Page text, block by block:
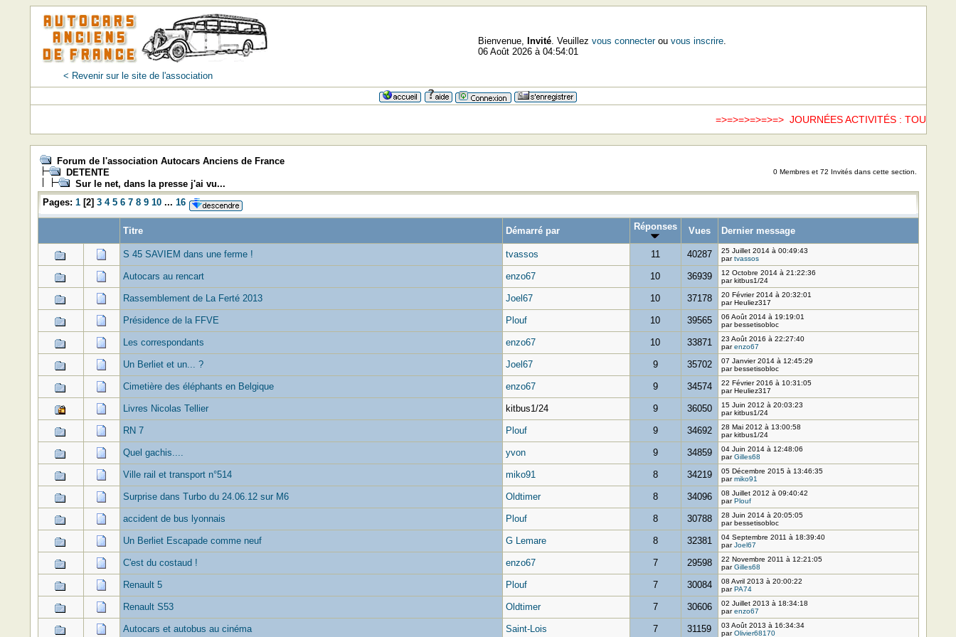
< Revenir sur le site de l'association
Bienvenue, Invité. Veuillez vous connecterou vous inscrire.
06 Août 2026 à 04:54:01
=>=>=>=>=>=> JOURNÉES ACTIVITÉS : TOUS LES
Forum de l'association Autocars Anciens de France
DETENTE
Sur le net, dans la presse j'ai vu...
0 Membres et 72 Invités dans cette section.
Pages: 1[2] 3 4 5 6 7 8 9 10 ... 16
Titre Démarré par Réponses Vues Dernier message
S 45 SAVIEM dans une ferme ! tvassos 11 40287
25 Juillet 2014 à 00:49:43
partvassos
Autocars au rencart enzo67 10 36939
12 Octobre 2014 à 21:22:36
par kitbus1/24
Rassemblement de La Ferté 2013 Joel67 10 37178
20 Février 2014 à 20:32:01
par Heuliez317
Présidence de la FFVE Plouf 10 39565
06 Août 2014 à 19:19:01
par bessetisobloc
Les correspondants enzo67 10 33871
23 Août 2016 à 22:27:40
parenzo67
Un Berliet et un... ? Joel67 9 35702
07 Janvier 2014 à 12:45:29
par bessetisobloc
Cimetière des éléphants en Belgique enzo67 9 34574
22 Février 2016 à 10:31:05
par Heuliez317
Livres Nicolas Tellier kitbus1/24 9 36050
15 Juin 2012 à 20:03:23
par kitbus1/24
RN 7 Plouf 9 34692
28 Mai 2012 à 13:00:58
par kitbus1/24
Quel gachis.... yvon 9 34859
04 Juin 2014 à 12:48:06
parGilles68
Ville rail et transport n°514 miko91 8 34219
05 Décembre 2015 à 13:46:35
parmiko91
Surprise dans Turbo du 24.06.12 sur M6 Oldtimer 8 34096
08 Juillet 2012 à 09:40:42
parPlouf
accident de bus lyonnais Plouf 8 30788
28 Juin 2014 à 20:05:05
par bessetisobloc
Un Berliet Escapade comme neuf G Lemare 8 32381
04 Septembre 2011 à 18:39:40
parJoel67
C'est du costaud ! enzo67 7 29598
22 Novembre 2011 à 12:21:05
parGilles68
Renault 5 Plouf 7 30084
08 Avril 2013 à 20:00:22
parPA74
Renault S53 Oldtimer 7 30606
02 Juillet 2013 à 18:34:18
parenzo67
Autocars et autobus au cinéma Saint-Lois 7 31159
03 Août 2013 à 16:34:34
parOlivier68170